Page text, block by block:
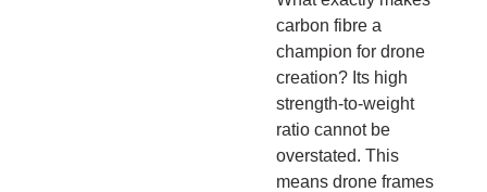
carbon fibre a
champion for drone
creation? Its high
strength-to-weight
ratio cannot be
overstated. This
means drone frames